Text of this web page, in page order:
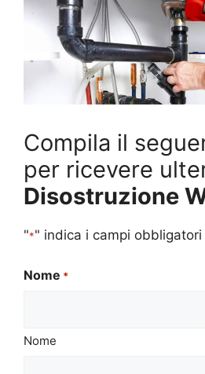
Compila il
per ricevere
Disostruzione
"*" indica i campi obbligatori
Nome *
Nome